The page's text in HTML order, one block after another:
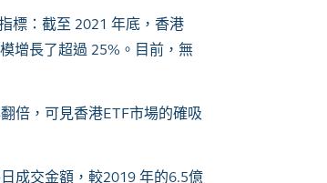
標：截至 2021 年底，香港
增長了超過 25% 。目前，無
倍，可見香港ETF市場的確吸
成交金額，較2019 年的6.5億